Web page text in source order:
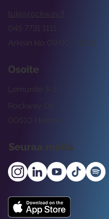
tuki@rockway.fi
Arkisin klo 09:00 -15:00
045 7731 1111
Osoite
Rockway Oy
Lemuntie 3-5
00510 Helsinki
Seuraa meitä